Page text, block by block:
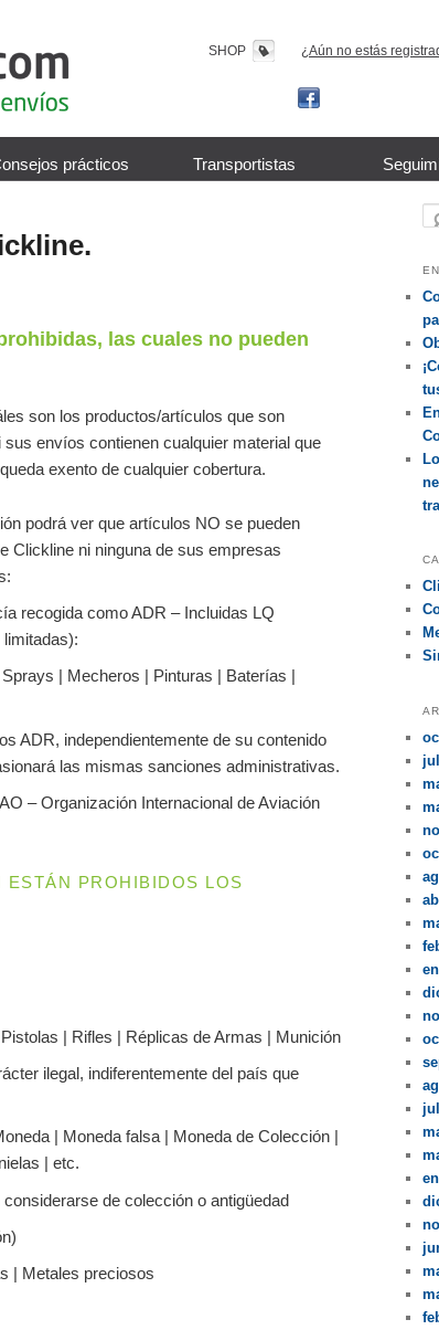
SHOP ¿Aún no estás
prácticos Transportistas
las cuales no pueden
son los productos/artículos que son
envíos contienen cualquier material que
exento de cualquier cobertura.
podrá ver que artículos NO se pueden
Clickline ni ninguna de sus empresas
recogida como ADR – Incluidas LQ
| Mecheros | Pinturas | Baterías |
ADR, independientemente de su contenido
las mismas sanciones administrativas.
– Organización Internacional de Aviación
ESTÁN PROHIBIDOS LOS
| Rifles | Réplicas de Armas | Munición
ilegal, indiferentemente del país que
| Moneda falsa | Moneda de Colección |
| etc.
de colección o antigüedad
| Metales preciosos